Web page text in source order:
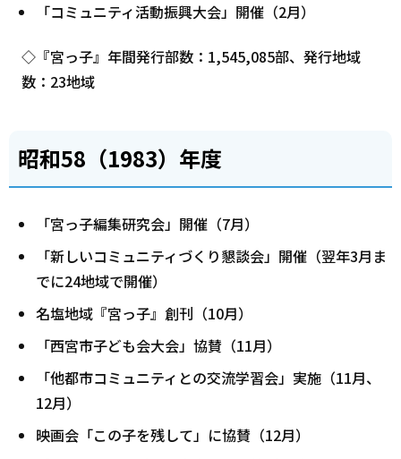
「コミュニティ活動振興大会」開催（2月）
◇『宮っ子』年間発行部数：1,545,085部、発行地域
数：23地域
昭和58（1983）年度
「宮っ子編集研究会」開催（7月）
「新しいコミュニティづくり懇談会」開催（翌年3月ま
でに24地域で開催）
名塩地域『宮っ子』創刊（10月）
「西宮市子ども会大会」協賛（11月）
「他都市コミュニティとの交流学習会」実施（11月、
12月）
映画会「この子を残して」に協賛（12月）